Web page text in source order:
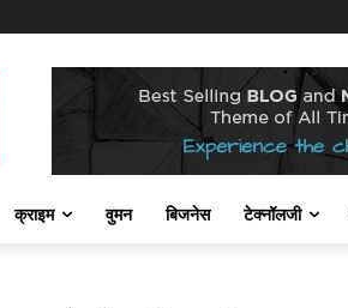
क्राइम वुमन बिजनेस टेक्नॉलजी